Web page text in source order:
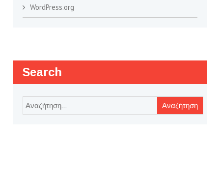
WordPress.org
Search
Αναζήτηση
για: